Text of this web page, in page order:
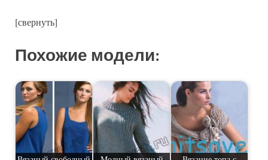
[свернуть]
Похожие модели: